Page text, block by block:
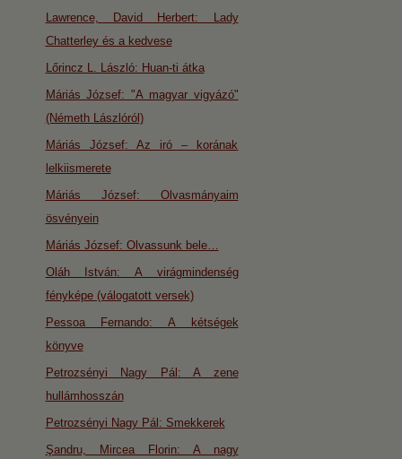
Lawrence, David Herbert: Lady
Chatterley és a kedvese
Lőrincz L. László: Huan-ti átka
Máriás József: "A magyar vigyázó"
(Németh Lászlóról)
Máriás József: Az iró – korának
lelkiismerete
Máriás József: Olvasmányaim
ösvényein
Máriás József: Olvassunk bele…
Oláh István: A virágmindenség
fényképe (válogatott versek)
Pessoa Fernando: A kétségek
könyve
Petrozsényi Nagy Pál: A zene
hullámhosszán
Petrozsényi Nagy Pál: Smekkerek
Şandru, Mircea Florin: A nagy